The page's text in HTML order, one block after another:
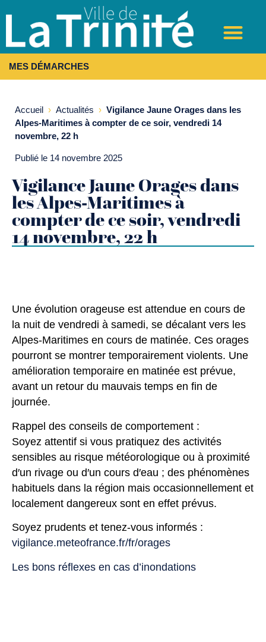
MES DÉMARCHES
Accueil › Actualités › Vigilance Jaune Orages dans les
Alpes-Maritimes à compter de ce soir, vendredi 14
novembre, 22 h
Publié le 14 novembre 2025
Vigilance Jaune Orages dans
les Alpes-Maritimes à
compter de ce soir, vendredi
14 novembre, 22 h
Une évolution orageuse est attendue en cours de
la nuit de vendredi à samedi, se décalant vers les
Alpes-Maritimes en cours de matinée. Ces orages
pourront se montrer temporairement violents. Une
amélioration temporaire en matinée est prévue,
avant un retour du mauvais temps en fin de
journée.
Rappel des conseils de comportement :
Soyez attentif si vous pratiquez des activités
sensibles au risque météorologique ou à proximité
d′un rivage ou d′un cours d′eau ; des phénomènes
habituels dans la région mais occasionnellement et
localement dangereux sont en effet prévus.
Soyez prudents et tenez-vous informés :
vigilance.meteofrance.fr/fr/orages
Les bons réflexes en cas d’inondations